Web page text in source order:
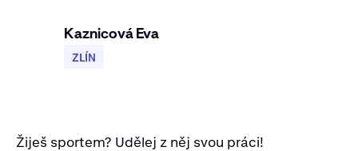
Kaznicová Eva
ZLÍN
Žiješ sportem? Udělej z něj svou práci!